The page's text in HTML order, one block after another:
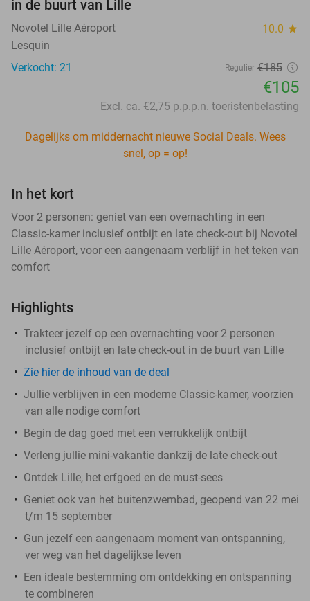
in de buurt van Lille
Novotel Lille Aéroport 10.0 star
Lesquin
Verkocht: 21
Regulier €185
€105
Excl. ca. €2,75 p.p.p.n. toeristenbelasting
Dagelijks om middernacht nieuwe Social Deals. Wees
snel, op = op!
In het kort
Voor 2 personen: geniet van een overnachting in een
Classic-kamer inclusief ontbijt en late check-out bij Novotel
Lille Aéroport, voor een aangenaam verblijf in het teken van
comfort
Highlights
Trakteer jezelf op een overnachting voor 2 personen
inclusief ontbijt en late check-out in de buurt van Lille
Zie hier de inhoud van de deal
Jullie verblijven in een moderne Classic-kamer, voorzien
van alle nodige comfort
Begin de dag goed met een verrukkelijk ontbijt
Verleng jullie mini-vakantie dankzij de late check-out
Ontdek Lille, het erfgoed en de must-sees
Geniet ook van het buitenzwembad, geopend van 22 mei
t/m 15 september
Gun jezelf een aangenaam moment van ontspanning,
ver weg van het dagelijkse leven
Een ideale bestemming om ontdekking en ontspanning
te combineren